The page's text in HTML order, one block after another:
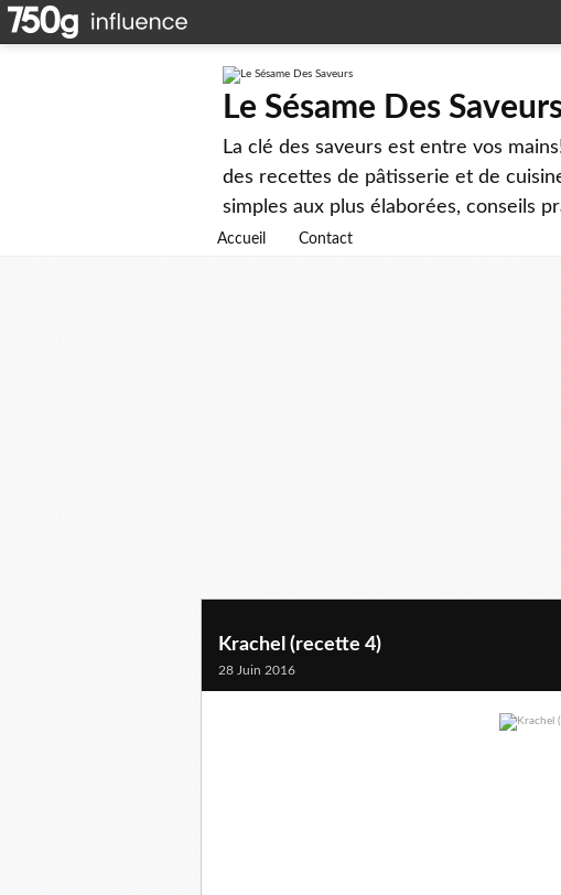
Le Sésame Des
La clé des saveurs est entre vos
des recettes de pâtisserie et de
simples aux plus élaborées, conseils
Accueil Contact
Krachel (recette 4)
28 Juin 2016